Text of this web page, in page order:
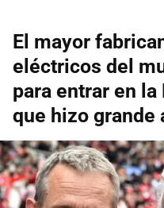
El mayor
eléctricos del
para entrar en
que hizo grande